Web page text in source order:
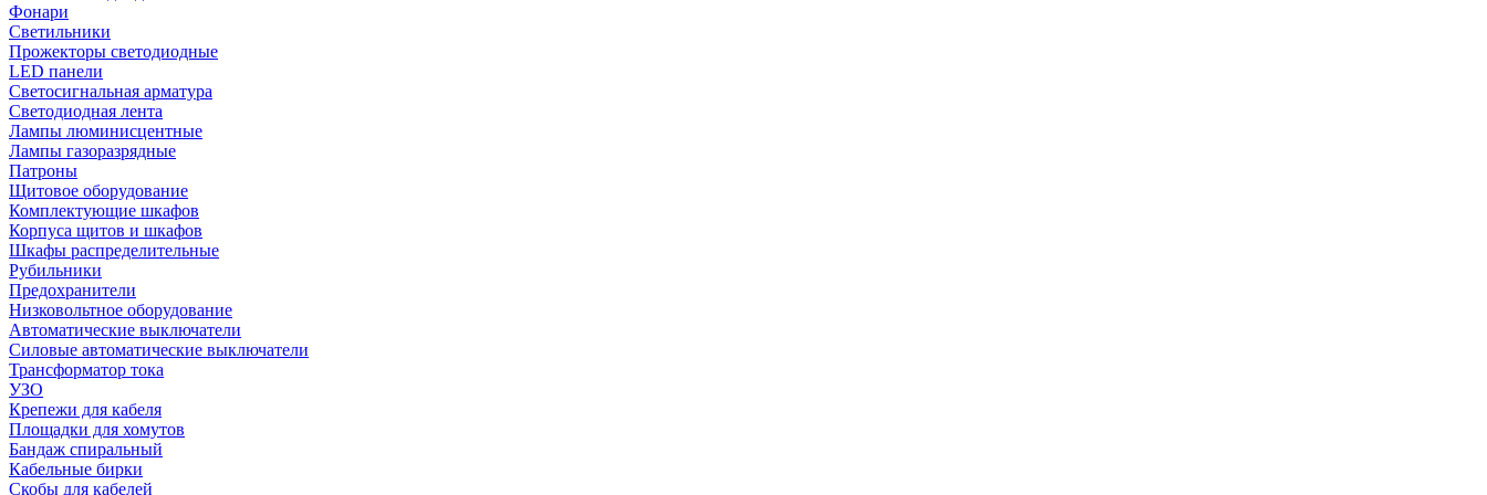
Фонари
Светильники
Прожекторы светодиодные
LED панели
Светосигнальная арматура
Светодиодная лента
Лампы люминисцентные
Лампы газоразрядные
Патроны
Щитовое оборудование
Комплектующие шкафов
Корпуса щитов и шкафов
Шкафы распределительные
Рубильники
Предохранители
Низковольтное оборудование
Автоматические выключатели
Силовые автоматические выключатели
Трансформатор тока
УЗО
Крепежи для кабеля
Площадки для хомутов
Бандаж спиральный
Кабельные бирки
Cкобы для кабелей